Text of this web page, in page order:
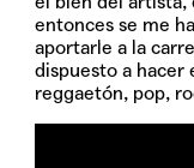
entonces se me
aportarle a la
dispuesto a hacer
reggaetón, pop,